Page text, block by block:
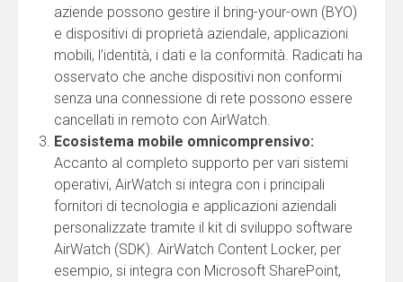
aziende possono gestire il bring-your-own (BYO)
e dispositivi di proprietà aziendale, applicazioni
mobili, l’identità, i dati e la conformità. Radicati ha
osservato che anche dispositivi non conformi
senza una connessione di rete possono essere
cancellati in remoto con AirWatch.
Ecosistema mobile omnicomprensivo:
Accanto al completo supporto per vari sistemi
operativi, AirWatch si integra con i principali
fornitori di tecnologia e applicazioni aziendali
personalizzate tramite il kit di sviluppo software
AirWatch (SDK). AirWatch Content Locker, per
esempio, si integra con Microsoft SharePoint,